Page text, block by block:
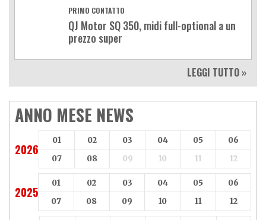
PRIMO CONTATTO
QJ Motor SQ 350, midi full-optional a un
prezzo super
LEGGI TUTTO »
ANNO MESE NEWS
2026
01 02 03 04 05
06
07
08 09 10 11 12
2025
01 02 03 04 05
06
07
08 09 10 11 12